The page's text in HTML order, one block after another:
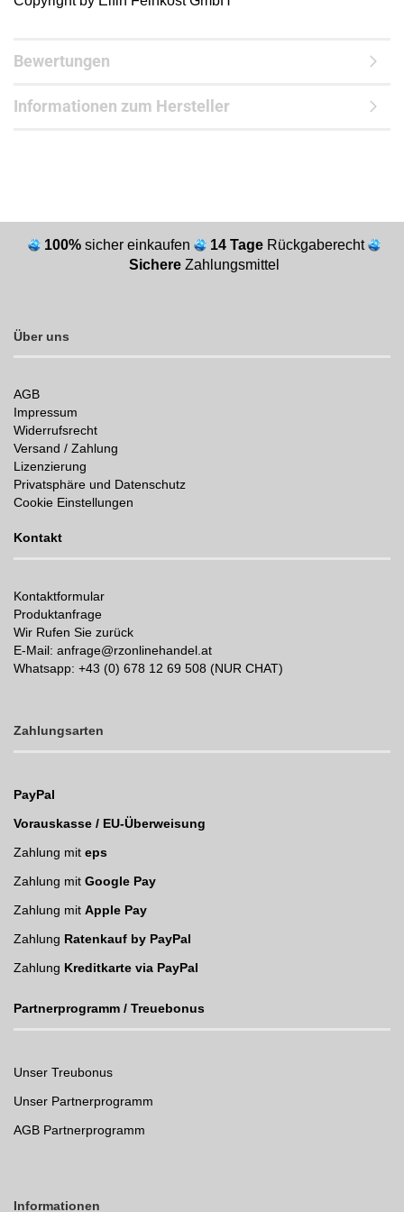
Bewertungen
Informationen zum Hersteller
100% sicher einkaufen 14 Tage Rückgaberecht
Sichere Zahlungsmittel
Über uns
AGB
Impressum
Widerrufsrecht
Versand / Zahlung
Lizenzierung
Privatsphäre und Datenschutz
Cookie Einstellungen
Kontakt
Kontaktformular
Produktanfrage
Wir Rufen Sie zurück
E-Mail: anfrage@rzonlinehandel.at
Whatsapp: +43 (0) 678 12 69 508 (NUR CHAT)
Zahlungsarten
PayPal
Vorauskasse / EU-Überweisung
Zahlung mit eps
Zahlung mit Google Pay
Zahlung mit Apple Pay
Zahlung Ratenkauf by PayPal
Zahlung Kreditkarte via PayPal
Partnerprogramm / Treuebonus
Unser Treubonus
Unser Partnerprogramm
AGB Partnerprogramm
Informationen